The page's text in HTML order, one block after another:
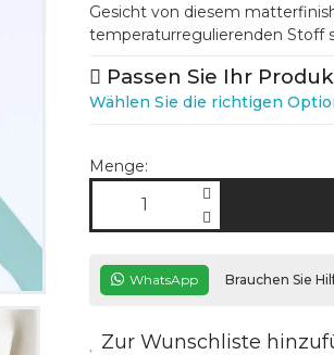
Gesicht von diesem
temperaturregulierenden Stoff
Passen Sie Ihr
Wählen Sie die richtigen
Menge:
WhatsApp Brauchen Sie
Zur Wunschliste